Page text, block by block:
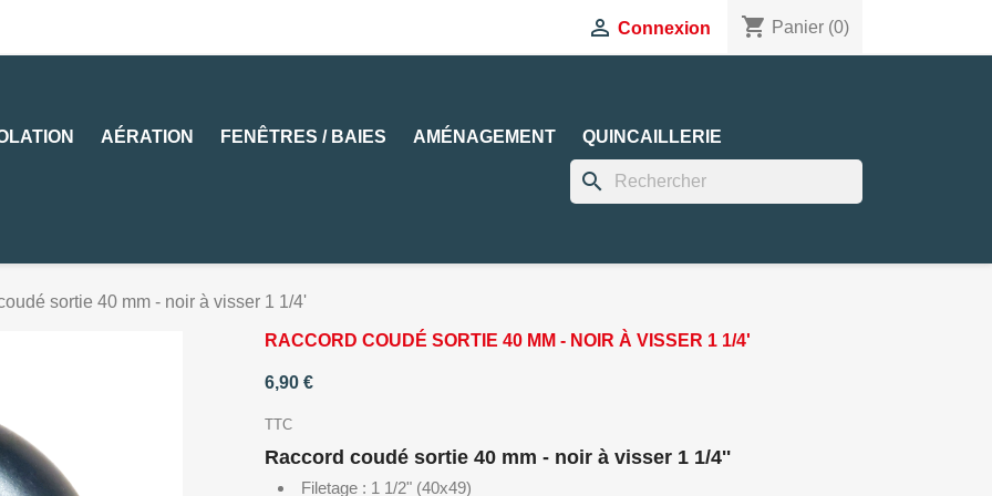
 Connexion shopping_cart Panier (0)
AÉRATION FENÊTRES / BAIES AMÉNAGEMENT QUINCAILLERIE
search
sortie 40 mm - noir à visser 1 1/4'
RACCORD COUDÉ SORTIE 40 MM - NOIR À VISSER 1 1/4'
6,90 €
TTC
Raccord coudé sortie 40 mm - noir à visser 1 1/4''
Filetage : 1 1/2" (40x49)